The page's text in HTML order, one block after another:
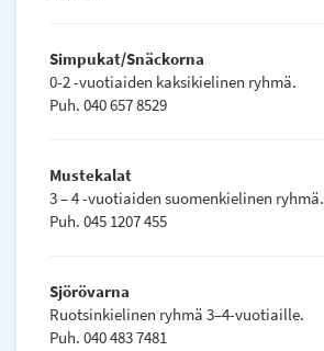
Simpukat/Snäckorna
0-2 -vuotiaiden kaksikielinen ryhmä.
Puh. 040 657 8529
Mustekalat
3 – 4 -vuotiaiden suomenkielinen ryhmä.
Puh. 045 1207 455
Sjörövarna
Ruotsinkielinen ryhmä 3–4-vuotiaille.
Puh. 040 483 7481